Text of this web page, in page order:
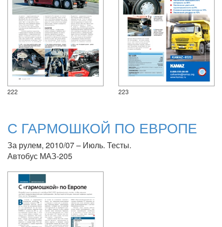
222 223
С ГАРМОШКОЙ ПО ЕВРОПЕ
За рулем, 2010/07 – Июль. Тесты.
Автобус МАЗ-205